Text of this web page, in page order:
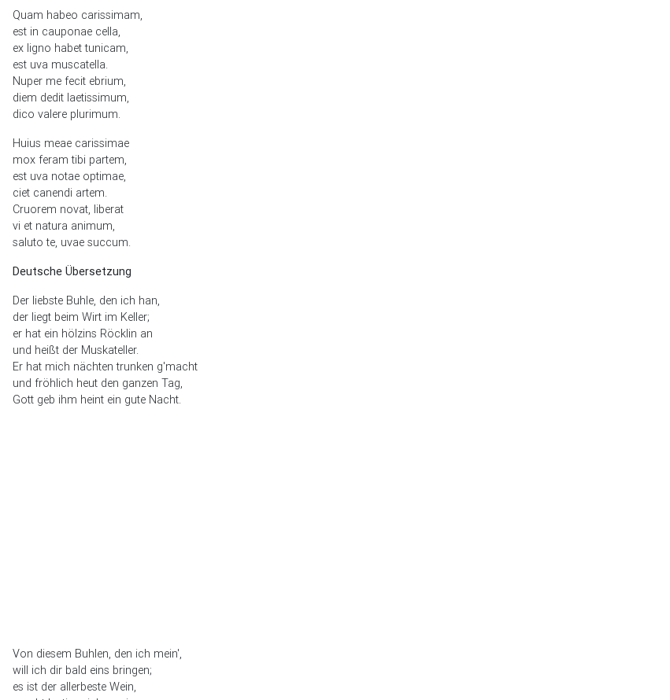
Quam habeo carissimam,
est in cauponae cella,
ex ligno habet tunicam,
est uva muscatella.
Nuper me fecit ebrium,
diem dedit laetissimum,
dico valere plurimum.
Huius meae carissimae
mox feram tibi partem,
est uva notae optimae,
ciet canendi artem.
Cruorem novat, liberat
vi et natura animum,
saluto te, uvae succum.
Deutsche Übersetzung
Der liebste Buhle, den ich han,
der liegt beim Wirt im Keller;
er hat ein hölzins Röcklin an
und heißt der Muskateller.
Er hat mich nächten trunken g'macht
und fröhlich heut den ganzen Tag,
Gott geb ihm heint ein gute Nacht.
Von diesem Buhlen, den ich mein',
will ich dir bald eins bringen;
es ist der allerbeste Wein,